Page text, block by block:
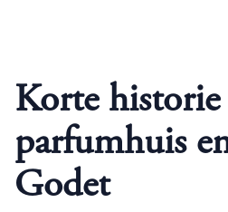
Korte
parfumhuis
Godet